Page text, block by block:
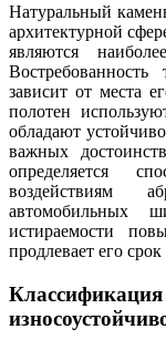
Натуральный
архитектурной
являются
зависит от места
полотен
обладают
важных
определяется
воздействиям
автомобильных
истираемости
продлевает его